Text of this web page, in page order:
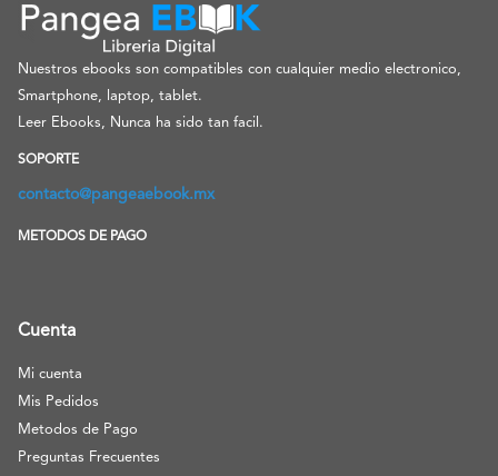
Nuestros ebooks son compatibles con cualquier medio electronico,
Smartphone, laptop, tablet.
Leer Ebooks, Nunca ha sido tan facil.
SOPORTE
contacto@pangeaebook.mx
METODOS DE PAGO
Cuenta
Mi cuenta
Mis Pedidos
Metodos de Pago
Preguntas Frecuentes